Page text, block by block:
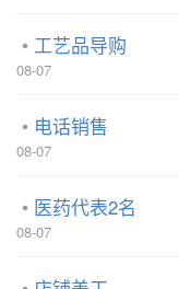
工艺品导购
08-07
电话销售
08-07
医药代表2名
08-07